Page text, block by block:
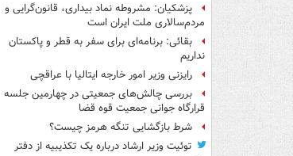
پزشکیان: مشروطه نماد بیداری، قانون‌گرایی و
مردم‌سالاری ملت ایران است
بقائی: برنامه‌ای برای سفر به قطر و پاکستان
نداریم
رایزنی وزیر امور خارجه ایتالیا با عراقچی
بررسی چالش‌های جمعیتی در چهارمین جلسه
قرارگاه جوانی جمعیت قوه قضا
شرط بازگشایی تنگه هرمز چیست؟
توئیت وزیر ارشاد درباره یک تکذیبیه از دفتر